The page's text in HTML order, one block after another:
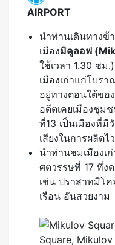
AIRPORT
นำท่านเดินทางข้
เมืองมิคูลอฟ (
ใช้เวลา 1.30 ชม
เมืองเก่าแก่โบร
อยู่ทางตอนใต้ขอ
อดีตเคยเมืองชุม
ที่13 เป็นเมืองที่
เสียงในการผลิตไ
นำท่านชมเมืองเ
ศตวรรษที่ 17 ที่ง
เช่น ปราสาทมิโ
เรือน